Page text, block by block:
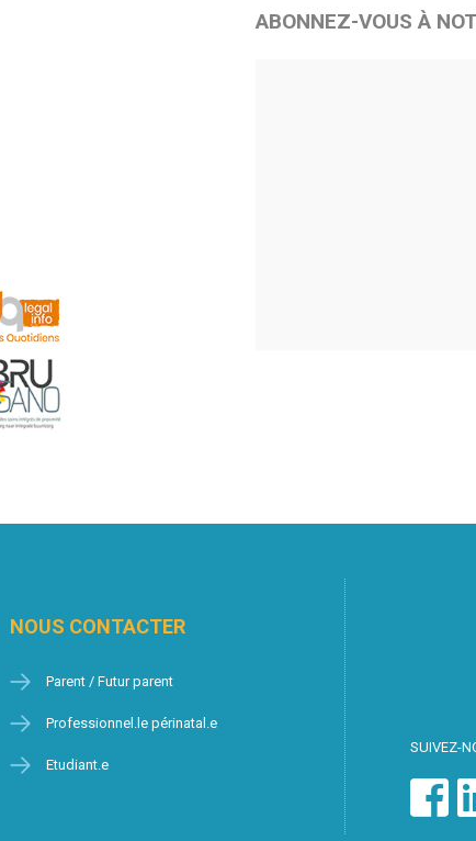
ABONNEZ-VOUS À
NOUS CONTACTER
Parent / Futur parent
Professionnel.le périnatal.e
Etudiant.e
SUIVEZ-